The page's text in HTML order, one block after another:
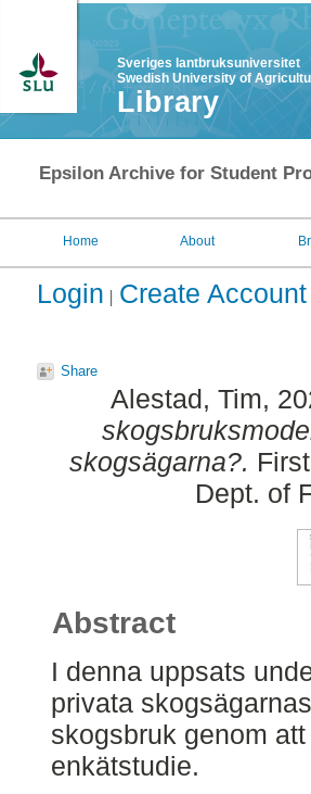
Sveriges lantbruksuniversitet
Swedish University of
Library
Epsilon Archive for Student
Home About
Login Create Account
Share
Alestad, Tim,
skogsägarna?.
Dept. of
Abstract
I denna uppsats
privata
skogsbruk genom
enkätstudie.